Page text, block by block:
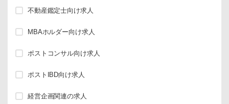
不動産鑑定士向け求人
MBAホルダー向け求人
ポストコンサル向け求人
ポストIBD向け求人
経営企画関連の求人